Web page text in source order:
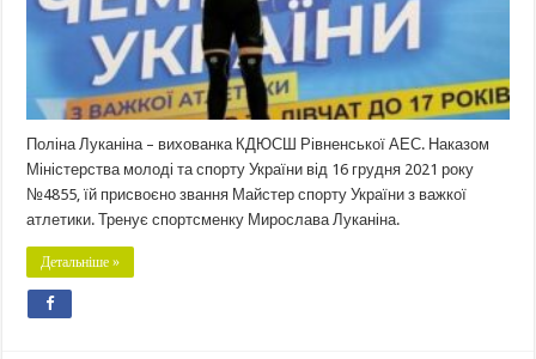
Поліна Луканіна – вихованка КДЮСШ Рівненської АЕС. Наказом
Міністерства молоді та спорту України від 16 грудня 2021 року
№4855, їй присвоєно звання Майстер спорту України з важкої
атлетики. Тренує спортсменку Мирослава Луканіна.
Детальніше »